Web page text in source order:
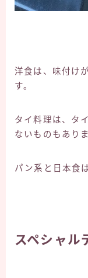
洋食は、味付け
す。
タイ料理は、タ
ないものもあり
パン系と日本食
スペシャル